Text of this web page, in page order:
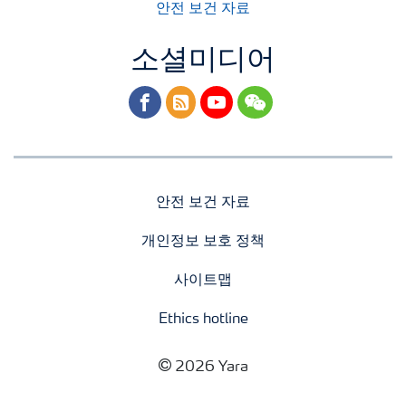
안전 보건 자료
소셜미디어
facebook
rss youtubewechat
안전 보건 자료
개인정보 보호 정책
사이트맵
Ethics hotline
2026 Yara